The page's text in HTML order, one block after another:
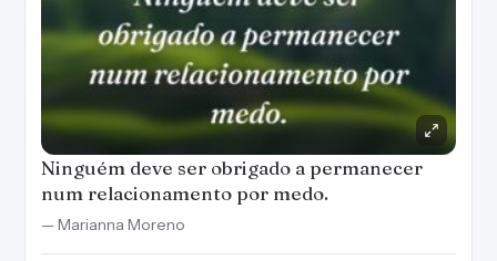
Ninguém deve ser obrigado a permanecer
num relacionamento por medo.
— Marianna Moreno